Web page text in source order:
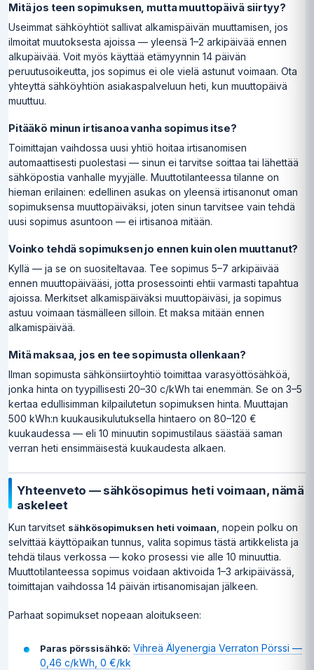
Mitä jos teen sopimuksen, mutta muuttopäivä siirtyy?
Useimmat sähköyhtiöt sallivat alkamispäivän muuttamisen, jos
ilmoitat muutoksesta ajoissa — yleensä 1–2 arkipäivää ennen
alkupäivää. Voit myös käyttää etämyynnin 14 päivän
peruutusoikeutta, jos sopimus ei ole vielä astunut voimaan. Ota
yhteyttä sähköyhtiön asiakaspalveluun heti, kun muuttopäivä
muuttuu.
Pitääkö minun irtisanoa vanha sopimus itse?
Toimittajan vaihdossa uusi yhtiö hoitaa irtisanomisen
automaattisesti puolestasi — sinun ei tarvitse soittaa tai lähettää
sähköpostia vanhalle myyjälle. Muuttotilanteessa tilanne on
hieman erilainen: edellinen asukas on yleensä irtisanonut oman
sopimuksensa muuttopäiväksi, joten sinun tarvitsee vain tehdä
uusi sopimus asuntoon — ei irtisanoa mitään.
Voinko tehdä sopimuksen jo ennen kuin olen muuttanut?
Kyllä — ja se on suositeltavaa. Tee sopimus 5–7 arkipäivää
ennen muuttopäivääsi, jotta prosessointi ehtii varmasti tapahtua
ajoissa. Merkitset alkamispäiväksi muuttopäiväsi, ja sopimus
astuu voimaan täsmälleen silloin. Et maksa mitään ennen
alkamispäivää.
Mitä maksaa, jos en tee sopimusta ollenkaan?
Ilman sopimusta sähkönsiirtoyhtiö toimittaa varasyöttösähköä,
jonka hinta on tyypillisesti 20–30 c/kWh tai enemmän. Se on 3–5
kertaa edullisimman kilpailutetun sopimuksen hinta. Muuttajan
500 kWh:n kuukausikulutuksella hintaero on 80–120 €
kuukaudessa — eli 10 minuutin sopimustilaus säästää saman
verran heti ensimmäisestä kuukaudesta alkaen.
Yhteenveto — sähkösopimus heti voimaan, nämä
askeleet
Kun tarvitset sähkösopimuksen heti voimaan , nopein polku on
selvittää käyttöpaikan tunnus, valita sopimus tästä artikkelista ja
tehdä tilaus verkossa — koko prosessi vie alle 10 minuuttia.
Muuttotilanteessa sopimus voidaan aktivoida 1–3 arkipäivässä,
toimittajan vaihdossa 14 päivän irtisanomisajan jälkeen.
Parhaat sopimukset nopeaan aloitukseen:
Paras pörssisähkö: Vihreä Älyenergia Verraton Pörssi —
0,46 c/kWh, 0 €/kk